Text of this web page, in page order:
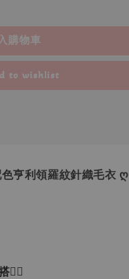
購物車
to wishlist
色亨利領羅紋針織毛衣 ღ